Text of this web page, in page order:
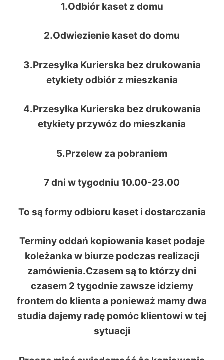
1.Odbiór kaset z domu
2.Odwiezienie kaset do domu
3.Przesyłka Kurierska bez drukowania
etykiety odbiór z mieszkania
4.Przesyłka Kurierska bez drukowania
etykiety przywóz do mieszkania
5.Przelew za pobraniem
7 dni w tygodniu 10.00-23.00
To są formy odbioru kaset i dostarczania
Terminy oddań kopiowania kaset podaje
koleżanka w biurze podczas realizacji
zamówienia.Czasem są to którzy dni
czasem 2 tygodnie zawsze idziemy
frontem do klienta a ponieważ mamy dwa
studia dajemy radę pomóc klientowi w tej
sytuacji